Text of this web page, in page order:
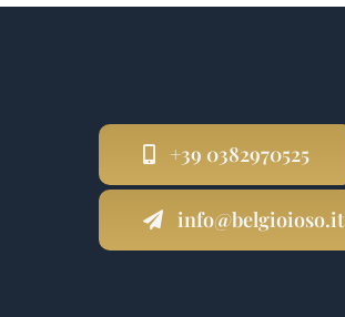
+39 0382970525
info@belgioioso.it